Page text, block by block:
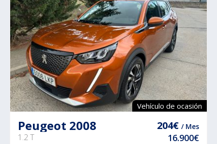
Vehículo de ocasión
Peugeot 2008
1.2 T
204€ / Mes
16.900€